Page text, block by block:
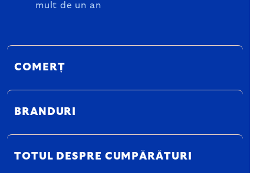
mult de un an
COMERȚ
BRANDURI
TOTUL DESPRE CUMPĂRĂTURI